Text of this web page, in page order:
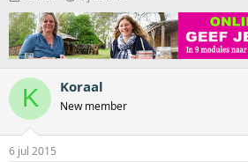
n
d
e
r
w
e
r
p
s
t
t
a
r
t
a
t
m
K Koraal
New member
6 jul 2015